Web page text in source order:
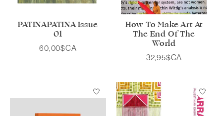
PATINAPATINA Issue
01
60,00$CA
How To Make Art At
The End Of The
World
32,95$CA